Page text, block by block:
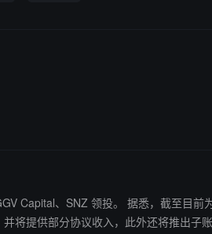
目前为止已有超过 3.8 万个
将提供部分协议收入，此外还将推出子